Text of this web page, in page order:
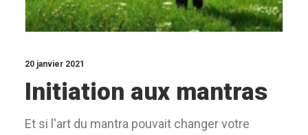
20 janvier 2021
Initiation aux mantras
Et si l'art du mantra pouvait changer votre